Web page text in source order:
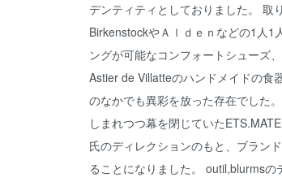
デンティティとしておりました。 取
BirkenstockやＡｌｄｅｎなどの1人1
ングが可能なコンフォートシューズ
Astier de Villatteのハンドメイドの食
のなかでも異彩を放った存在でした
しまれつつ幕を閉じていた
氏のディレクションのもと、ブラン
ることになりました。 outil,blurmsの